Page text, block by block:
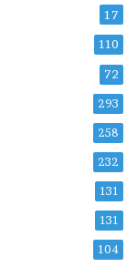
17
110
72
293
258
232
131
131
104